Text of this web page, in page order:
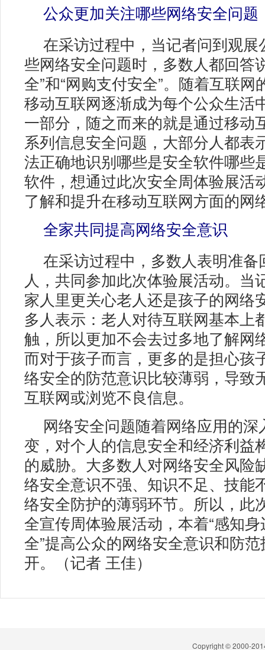
公众更加关注哪些网络安全问题
在采访过程中，当记者问到观展
些网络安全问题时，多数人都回答
全”和“网购支付安全”。随着互联网
移动互联网逐渐成为每个公众生活
一部分，随之而来的就是通过移动
系列信息安全问题，大部分人都表
法正确地识别哪些是安全软件哪些
软件，想通过此次安全周体验展活
了解和提升在移动互联网方面的网
全家共同提高网络安全意识
在采访过程中，多数人表明准备
人，共同参加此次体验展活动。当
家人里更关心老人还是孩子的网络
多人表示：老人对待互联网基本上
触，所以更加不会去过多地了解网
而对于孩子而言，更多的是担心孩
络安全的防范意识比较薄弱，导致
互联网或浏览不良信息。
网络安全问题随着网络应用的深
变，对个人的信息安全和经济利益
的威胁。大多数人对网络安全风险
络安全意识不强、知识不足、技能
络安全防护的薄弱环节。所以，此
全宣传周体验展活动，本着“感知
全”提高公众的网络安全意识和防
开。（记者 王佳）